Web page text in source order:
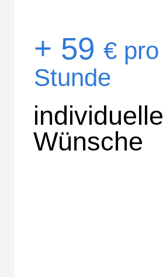
+ 59 € pro
Stunde
individuelle
Wünsche